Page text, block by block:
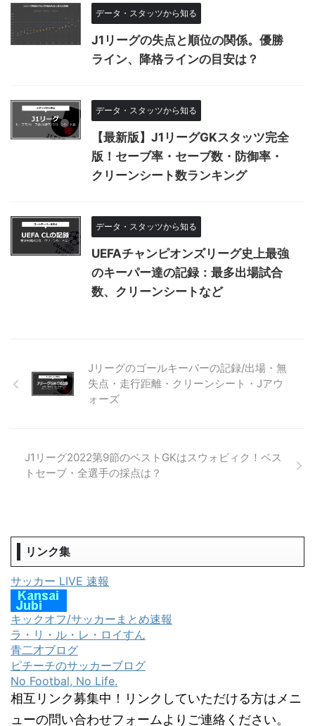
データ・スタッツから知る
J1リーグの失点と順位の関係。優勝
ライン、降格ラインの目安は？
データ・スタッツから知る
【最新版】J1リーグGKスタッツ完全
版！セーブ率・セーブ数・防御率・
クリーンシート数ランキング
データ・スタッツから知る
UEFAチャンピオンズリーグ史上最強
のキーパー達の記録：最多出場試合
数、クリーンシートなど
Jリーグのゴールキーパーの記録/出場・無
失点・走行距離・クリーンシート・Jアウ
ォーズ
J1リーグ2022第9節のベストGKはスウォビィク！ベス
トセーブ・全選手の採点は？
リンク集
サッカー LIVE 速報
キックオフ/サッカーまとめ速報
ラ・リ・ル・レ・ロイすん
青二才ブログ
ピチーチのサッカーブログ
No Footbal, No Life.
相互リンク募集中！リンクしていただける方はメニ
ューの問い合わせフォームよりご連絡ください。